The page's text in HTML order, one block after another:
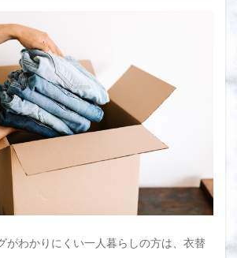
がわかりにくい一人暮らしの方は、衣替